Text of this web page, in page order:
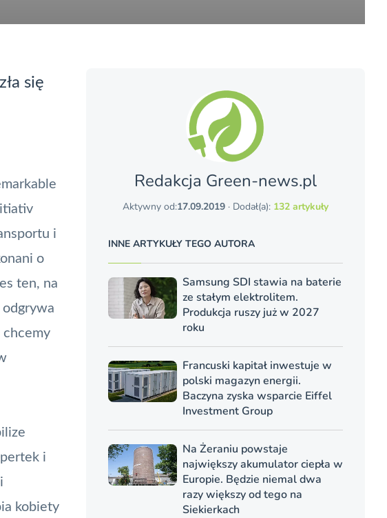
się
i
o
ten, na
odgrywa
chcemy
i
kobiety
Redakcja Green-news.pl
Aktywny od:17.09.2019· Dodał(a): 132 artykuły
INNE ARTYKUŁY TEGO AUTORA
Samsung SDI stawia na baterie
ze stałym elektrolitem.
Produkcja ruszy już w 2027
roku
Francuski kapitał inwestuje w
polski magazyn energii.
Baczyna zyska wsparcie Eiffel
Investment Group
Na Żeraniu powstaje
największy akumulator ciepła w
Europie. Będzie niemal dwa
razy większy od tego na
Siekierkach